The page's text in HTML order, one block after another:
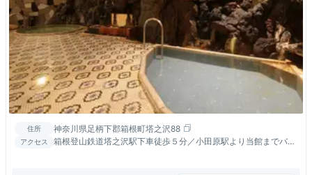
住所 神奈川県足柄下郡箱根町塔之沢88
アクセス
箱根登山鉄道塔之沢駅下車徒歩５分／小田原駅より当館までバス